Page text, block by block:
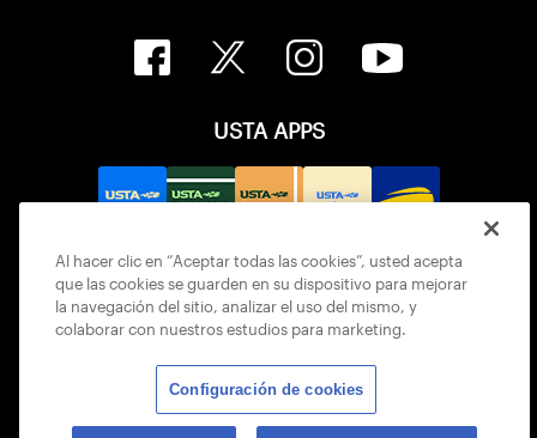
USTA APPS
© 2026 USTA ALL RIGHTS RESERVED
Al hacer clic en “Aceptar todas las cookies”, usted acepta
que las cookies se guarden en su dispositivo para mejorar
la navegación del sitio, analizar el uso del mismo, y
colaborar con nuestros estudios para marketing.
Configuración de cookies